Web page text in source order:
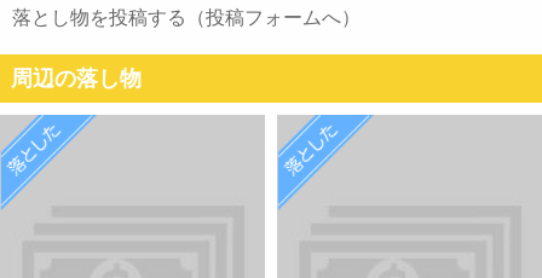
落とし物を投稿する（投稿フォームへ）
周辺の落し物